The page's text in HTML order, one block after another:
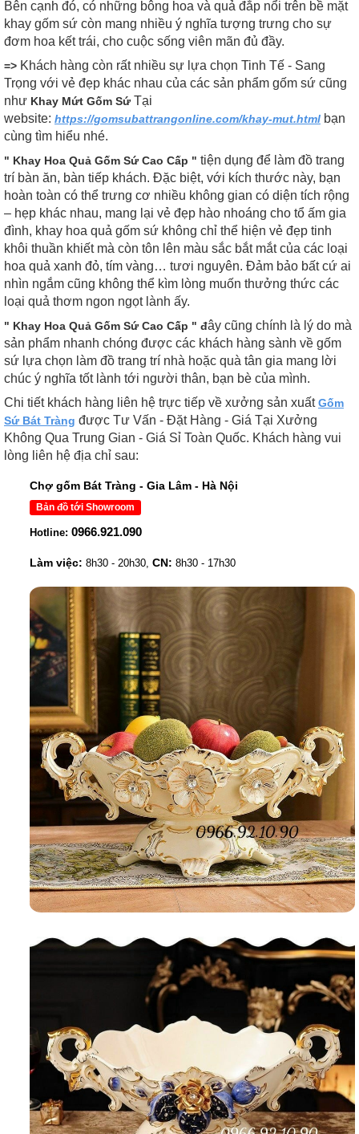
Bên cạnh đó, có những bông hoa và quả đắp nổi trên bề mặt
khay gốm sứ còn mang nhiều ý nghĩa tượng trưng cho sự
đơm hoa kết trái, cho cuộc sống viên mãn đủ đầy.
=> Khách hàng còn rất nhiều sự lựa chọn Tinh Tế - Sang
Trọng với vẻ đẹp khác nhau của các sản phẩm gốm sứ cũng
như Khay Mứt Gốm SứTại
website: https://gomsubattrangonline.com/khay-mut.html bạn
cùng tìm hiểu nhé.
" Khay Hoa Quả Gốm Sứ Cao Cấp " tiện dụng để làm đồ trang
trí bàn ăn, bàn tiếp khách. Đặc biệt, với kích thước này, bạn
hoàn toàn có thể trưng cơ nhiều không gian có diện tích rộng
– hẹp khác nhau, mang lại vẻ đẹp hào nhoáng cho tổ ấm gia
đình, khay hoa quả gốm sứ không chỉ thể hiện vẻ đẹp tinh
khôi thuần khiết mà còn tôn lên màu sắc bắt mắt của các loại
hoa quả xanh đỏ, tím vàng… tươi nguyên. Đảm bảo bất cứ ai
nhìn ngắm cũng không thể kìm lòng muốn thưởng thức các
loại quả thơm ngon ngọt lành ấy.
" Khay Hoa Quả Gốm Sứ Cao Cấp " đây cũng chính là lý do mà
sản phẩm nhanh chóng được các khách hàng sành về gốm
sứ lựa chọn làm đồ trang trí nhà hoặc quà tân gia mang lời
chúc ý nghĩa tốt lành tới người thân, bạn bè của mình.
Chi tiết khách hàng liên hệ trực tiếp về xưởng sản xuấtGốm
Sứ Bát Tràng được Tư Vấn - Đặt Hàng - Giá Tại Xưởng
Không Qua Trung Gian - Giá Sỉ Toàn Quốc. Khách hàng vui
lòng liên hệ địa chỉ sau:
Chợ gốm Bát Tràng - Gia Lâm - Hà Nội
Bản đồ tới Showroom
Hotline: 0966.921.090
Làm việc: 8h30 - 20h30, CN: 8h30 - 17h30